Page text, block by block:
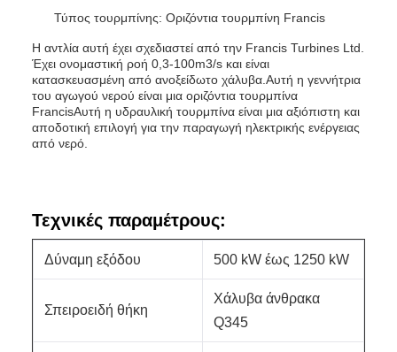
Τύπος τουρμπίνης: Οριζόντια τουρμπίνη Francis
Η αντλία αυτή έχει σχεδιαστεί από την Francis Turbines Ltd.
Έχει ονομαστική ροή 0,3-100m3/s και είναι
κατασκευασμένη από ανοξείδωτο χάλυβα.Αυτή η γεννήτρια
του αγωγού νερού είναι μια οριζόντια τουρμπίνα
FrancisΑυτή η υδραυλική τουρμπίνα είναι μια αξιόπιστη και
αποδοτική επιλογή για την παραγωγή ηλεκτρικής ενέργειας
από νερό.
Τεχνικές παραμέτρους:
Δύναμη εξόδου 500 kW έως 1250 kW
Σπειροειδή θήκη
Χάλυβα άνθρακα
Q345